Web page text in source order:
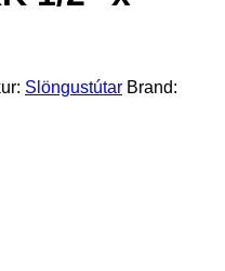
Slöngustútar Brand: